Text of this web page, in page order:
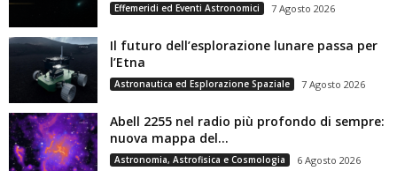
Effemeridi ed Eventi Astronomici 7 Agosto 2026
Il futuro dell’esplorazione lunare passa per
l’Etna
Astronautica ed Esplorazione Spaziale 7 Agosto 2026
Abell 2255 nel radio più profondo di sempre:
nuova mappa del...
Astronomia, Astrofisica e Cosmologia 6 Agosto 2026